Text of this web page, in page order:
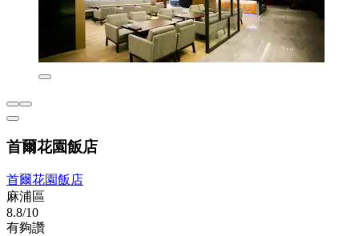
首爾花園飯店
首爾花園飯店
麻浦區
8.8/10
有夠讚